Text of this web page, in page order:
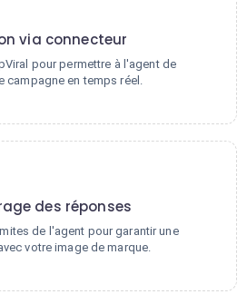
via connecteur
pour permettre à l'agent de
campagne en temps réel.
des réponses
de l'agent pour garantir une
votre image de marque.